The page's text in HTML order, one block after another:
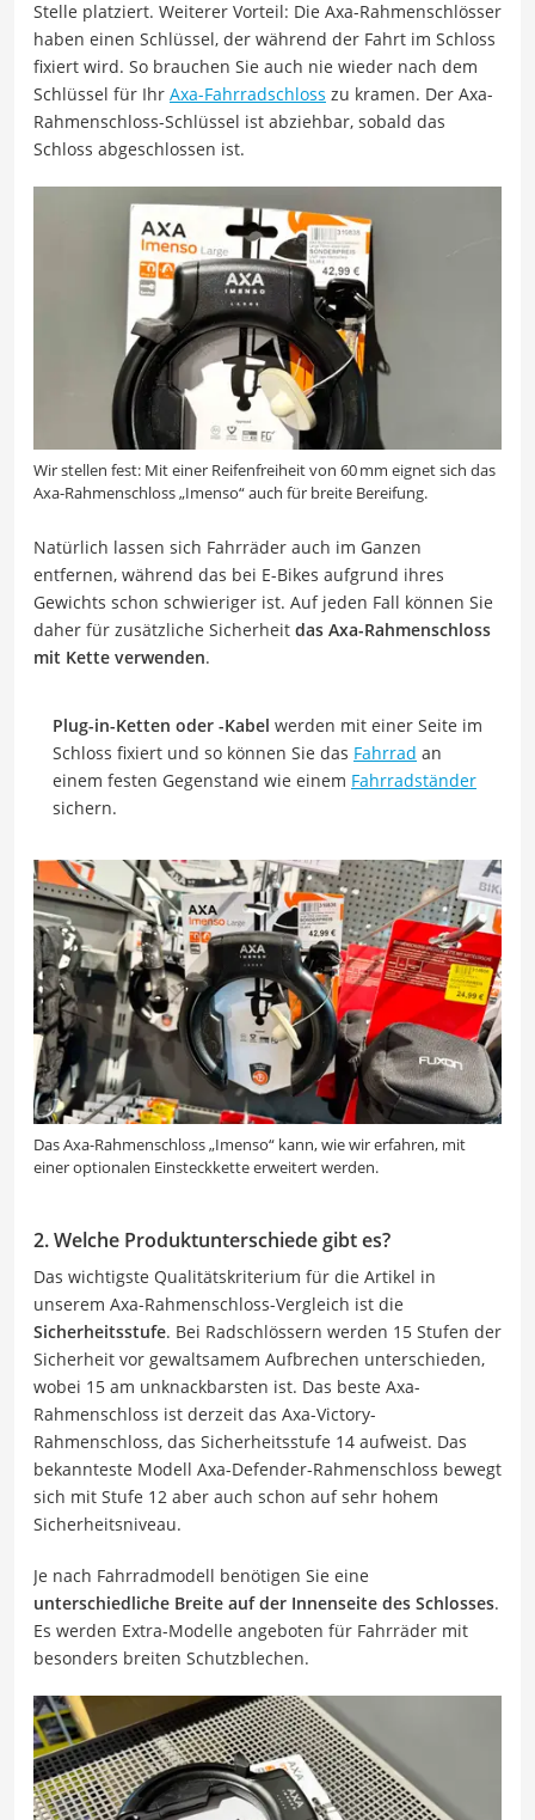
Stelle platziert. Weiterer Vorteil: Die Axa-Rahmenschlösser
haben einen Schlüssel, der während der Fahrt im Schloss
fixiert wird. So brauchen Sie auch nie wieder nach dem
Schlüssel für Ihr Axa-Fahrradschloss zu kramen. Der Axa-
Rahmenschloss-Schlüssel ist abziehbar, sobald das
Schloss abgeschlossen ist.
Wir stellen fest: Mit einer Reifenfreiheit von 60 mm eignet sich das
Axa-Rahmenschloss „Imenso“ auch für breite Bereifung.
Natürlich lassen sich Fahrräder auch im Ganzen
entfernen, während das bei E-Bikes aufgrund ihres
Gewichts schon schwieriger ist. Auf jeden Fall können Sie
daher für zusätzliche Sicherheit das Axa-Rahmenschloss
mit Kette verwenden.
Plug-in-Ketten oder -Kabel werden mit einer Seite im
Schloss fixiert und so können Sie das Fahrrad an
einem festen Gegenstand wie einem Fahrradständer
sichern.
Das Axa-Rahmenschloss „Imenso“ kann, wie wir erfahren, mit
einer optionalen Einsteckkette erweitert werden.
2. Welche Produktunterschiede gibt es?
Das wichtigste Qualitätskriterium für die Artikel in
unserem Axa-Rahmenschloss-Vergleich ist die
Sicherheitsstufe. Bei Radschlössern werden 15 Stufen der
Sicherheit vor gewaltsamem Aufbrechen unterschieden,
wobei 15 am unknackbarsten ist. Das beste Axa-
Rahmenschloss ist derzeit das Axa-Victory-
Rahmenschloss, das Sicherheitsstufe 14 aufweist. Das
bekannteste Modell Axa-Defender-Rahmenschloss bewegt
sich mit Stufe 12 aber auch schon auf sehr hohem
Sicherheitsniveau.
Je nach Fahrradmodell benötigen Sie eine
unterschiedliche Breite auf der Innenseite des Schlosses.
Es werden Extra-Modelle angeboten für Fahrräder mit
besonders breiten Schutzblechen.